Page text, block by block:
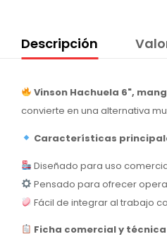
Descripción
Vinson Hachuela 6",
convierte en una alternativa
Características
Diseñado para uso
Pensado para ofrecer
Fácil de integrar al trabajo
Ficha comercial y técnica